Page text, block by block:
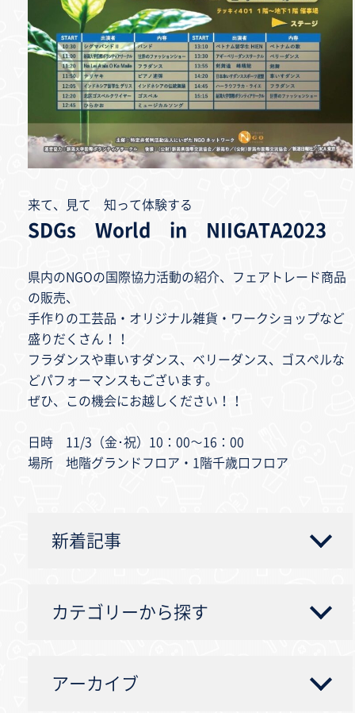
来て、見て 知って体験する
SDGs World in NIIGATA2023
県内のNGOの国際協力活動の紹介、フェアトレード商品
の販売、
手作りの工芸品・オリジナル雑貨・ワークショップなど
盛りだくさん！！
フラダンスや車いすダンス、ベリーダンス、ゴスペルな
どパフォーマンスもございます。
ぜひ、この機会にお越しください！！
日時 11/3（金･祝）10：00～16：00
場所 地階グランドフロア・1階千歳口フロア
新着記事
カテゴリーから探す
アーカイブ